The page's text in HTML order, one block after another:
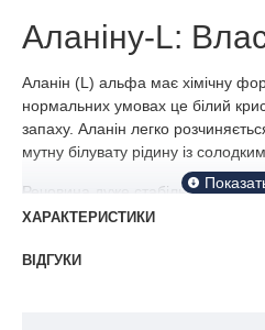
Аланіну-L:
Аланін (L) альфа має хімічну
нормальних умовах це білий
запаху. Аланін легко
мутну білувату рідину із
Речовина дуже стабільна та
тривалому зберіганні. Але
ультрафіолетового опромінення.
ХАРАКТЕРИСТИКИ
ВІДГУКИ